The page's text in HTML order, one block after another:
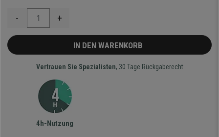
- +
IN DEN WARENKORB
Vertrauen Sie Spezialisten, 30 Tage Rückgaberecht
4h-Nutzung